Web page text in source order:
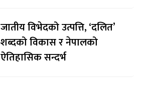
जातीय विभेदको उत्पत्ति, ‘दलित’
शब्दको विकास र नेपालको
ऐतिहासिक सन्दर्भ